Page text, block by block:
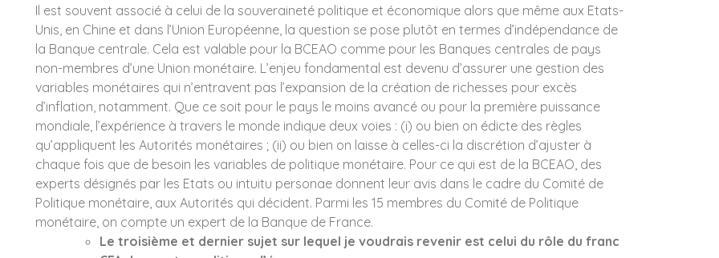
liées à la
prospérité des
manufactures.
Chaque nation
devrait s'efforcer
de posséder en
elle-même tout ce
qui est essentiel à
son
approvisionnement
national.
Alexander
Hamilton
Il est souvent associé à celui de la souveraineté politique et économique alors que même aux Etats-
Unis, en Chine et dans l’Union Européenne, la question se pose plutôt en termes d’indépendance de
la Banque centrale. Cela est valable pour la BCEAO comme pour les Banques centrales de pays
non-membres d’une Union monétaire. L’enjeu fondamental est devenu d’assurer une gestion des
variables monétaires qui n’entravent pas l’expansion de la création de richesses pour excès
d’inflation, notamment. Que ce soit pour le pays le moins avancé ou pour la première puissance
mondiale, l’expérience à travers le monde indique deux voies : (i) ou bien on édicte des règles
qu’appliquent les Autorités monétaires ; (ii) ou bien on laisse à celles-ci la discrétion d’ajuster à
chaque fois que de besoin les variables de politique monétaire. Pour ce qui est de la BCEAO, des
experts désignés par les Etats ou intuitu personae donnent leur avis dans le cadre du Comité de
Politique monétaire, aux Autorités qui décident. Parmi les 15 membres du Comité de Politique
monétaire, on compte un expert de la Banque de France.
Le troisième et dernier sujet sur lequel je voudrais revenir est celui du rôle du franc